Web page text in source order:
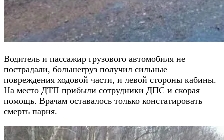
Водитель и пассажир грузового автомобиля не
пострадали, большегруз получил сильные
повреждения ходовой части, и левой стороны кабины.
На место ДТП прибыли сотрудники ДПС и скорая
помощь. Врачам оставалось только констатировать
смерть парня.